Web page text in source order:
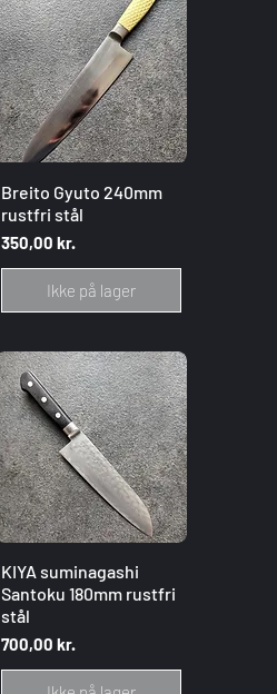
Hurtigvisning
Breito Gyuto 240mm
rustfri stål
Pris
350,00 kr.
Ikke på lager
Hurtigvisning
KIYA suminagashi
Santoku 180mm rustfri
stål
Pris
700,00 kr.